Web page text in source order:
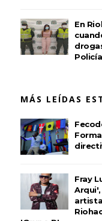
En
Policía
MÁS LEÍDAS
Fray
Arqui',